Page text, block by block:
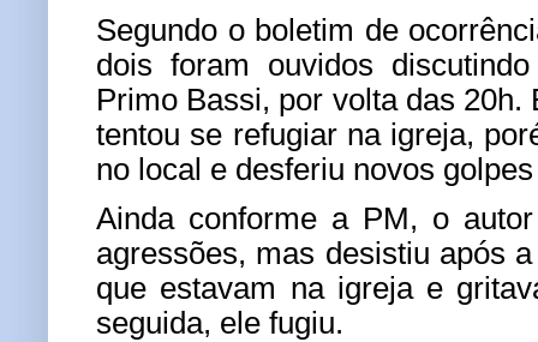
Segundo o boletim de
dois foram ouvidos
Primo Bassi, por volta das 20h.
tentou se refugiar na igreja,
no local e desferiu novos
Ainda conforme a PM, o
agressões, mas desistiu após
que estavam na igreja e
seguida, ele fugiu.